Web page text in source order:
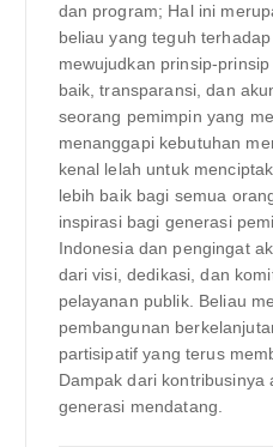
dan program; Hal ini
beliau yang teguh
mewujudkan prinsip-
baik, transparansi, dan
seorang pemimpin yang
menanggapi kebutuhan
kenal lelah untuk
lebih baik bagi semua
inspirasi bagi generasi
Indonesia dan pengingat
dari visi, dedikasi, dan
pelayanan publik. Beliau
pembangunan
partisipatif yang terus
Dampak dari kontribusinya
generasi mendatang.